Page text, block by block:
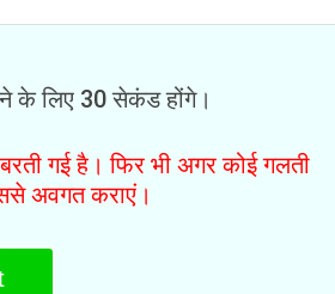
के लिए 30 सेकंड होंगे।
गई है। फिर भी अगर कोई गलती
अवगत कराएं।